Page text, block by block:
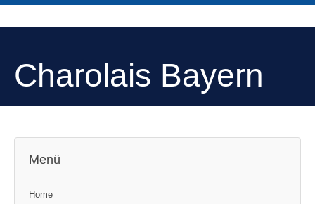
Charolais Bayern
Menü
Home